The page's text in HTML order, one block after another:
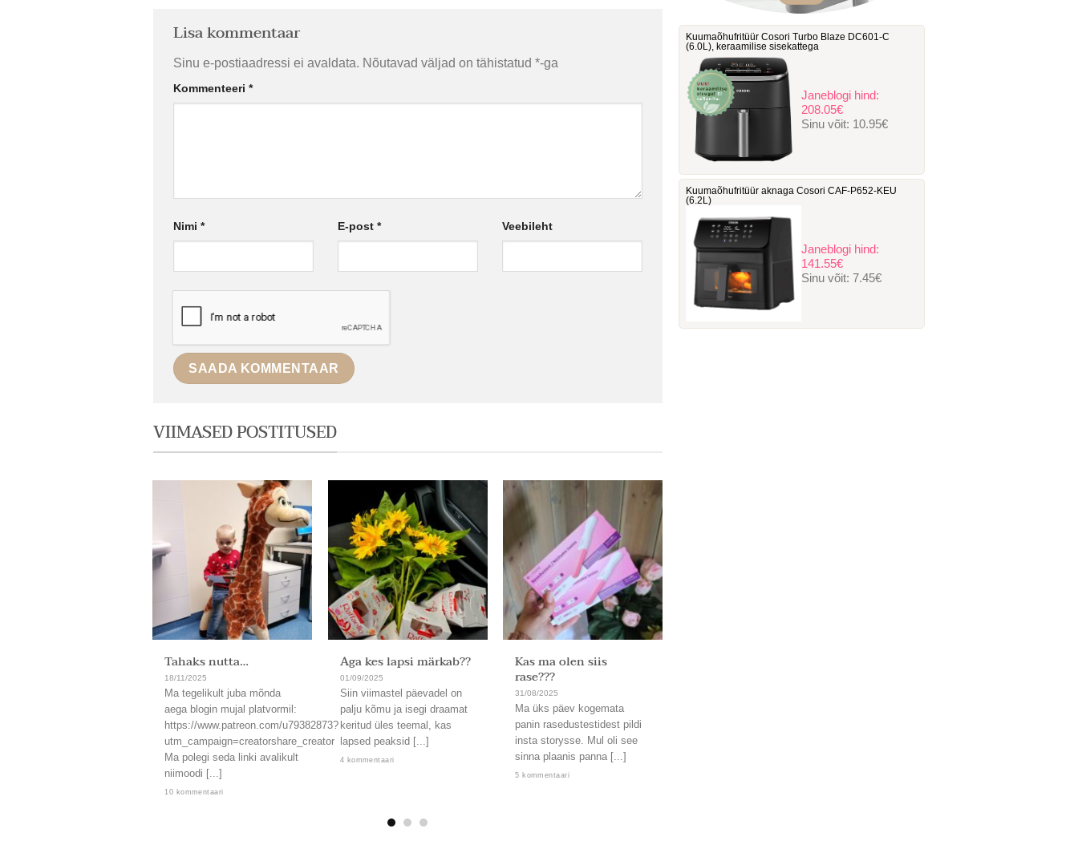
Lisa kommentaar
Sinu e-postiaadressi ei avaldata. Nõutavad väljad on tähistatud *-ga
Kommenteeri *
Nimi * E-post * Veebileht
VIIMASED POSTITUSED
Tahaks nutta…
18/11/2025
Ma tegelikult juba mõnda
aega blogin mujal platvormil:
https://www.patreon.com/u79382873?
utm_campaign=creatorshare_creator
Ma polegi seda linki avalikult
niimoodi [...]
10 kommentaari
Aga kes lapsi märkab??
01/09/2025
Siin viimastel päevadel on
palju kõmu ja isegi draamat
keritud üles teemal, kas
lapsed peaksid [...]
4 kommentaari
Kas ma olen siis
rase???
31/08/2025
Ma üks päev kogemata
panin rasedustestidest pildi
insta storysse. Mul oli see
sinna plaanis panna [...]
5 kommentaari
Kuumaõhufritüür Cosori Turbo Blaze DC601-C
‎(6.0L), keraamilise sisekattega
Janeblogi hind:
208.05€
Sinu võit: 10.95€
Kuumaõhufritüür aknaga Cosori ‎CAF-P652-KEU
(6.2L)
Janeblogi hind:
141.55€
Sinu võit:7.45€